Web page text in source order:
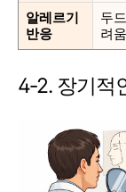
알레르기
반응
두
려움
4‑2. 장기적